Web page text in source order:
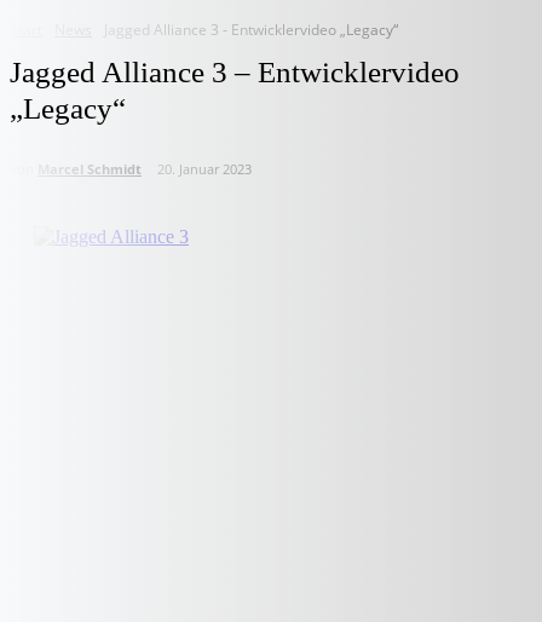
Jagged Alliance 3 - Entwicklervideo „Legacy“
Jagged Alliance 3 – Entwicklervideo
„Legacy“
Marcel Schmidt 20. Januar 2023